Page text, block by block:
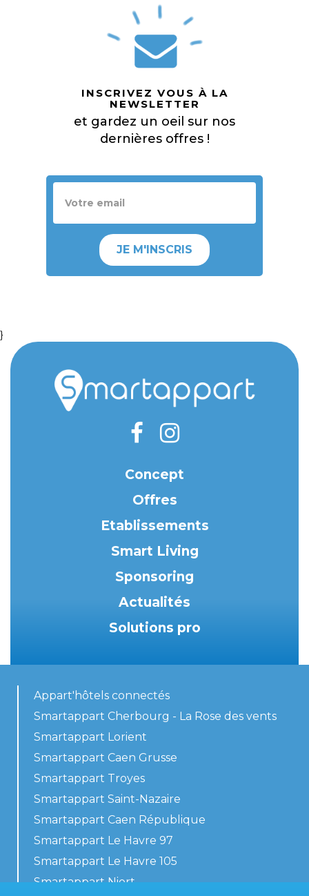
INSCRIVEZ VOUS À LA
NEWSLETTER
et gardez un oeil sur nos
dernières offres !
JE M'INSCRIS
}
Concept
Offres
Etablissements
Smart Living
Sponsoring
Actualités
Solutions pro
Appart'hôtels connectés
Smartappart Cherbourg - La Rose des vents
Smartappart Lorient
Smartappart Caen Grusse
Smartappart Troyes
Smartappart Saint-Nazaire
Smartappart Caen République
Smartappart Le Havre 97
Smartappart Le Havre 105
Smartappart Niort